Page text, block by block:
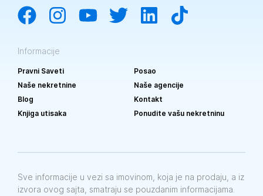
Informacije
Pravni Saveti
Posao
Naše nekretnine
Naše agencije
Blog
Kontakt
Knjiga utisaka
Ponudite vašu nekretninu
Sve informacije u vezi sa imovinom, koja je na prodaju, a iz
izvora ovog sajta, smatraju se pouzdanim informacijama.